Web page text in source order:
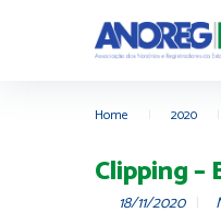
Home 2020
Clipping –
18/11/2020